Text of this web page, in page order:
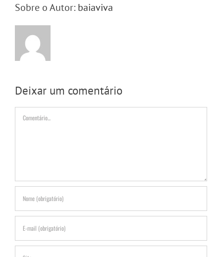
Sobre o Autor: baiaviva
Deixar um comentário
Comentário